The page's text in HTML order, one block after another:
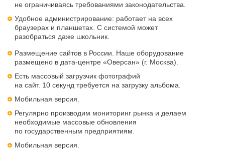
не ограничиваясь требованиями законодательства.
Удобное администрирование: работает на всех
браузерах и планшетах. С системой может
разобраться даже школьник.
Размещение сайтов в России. Наше оборудование
размещено в дата-центре «Оверсан» (г. Москва).
Есть массовый загрузчик фотографий
на сайт. 10 секунд требуется на загрузку альбома.
Мобильная версия.
Регулярно производим мониторинг рынка и делаем
необходимые массовые обновления
по государственным предприятиям.
Мобильная версия.